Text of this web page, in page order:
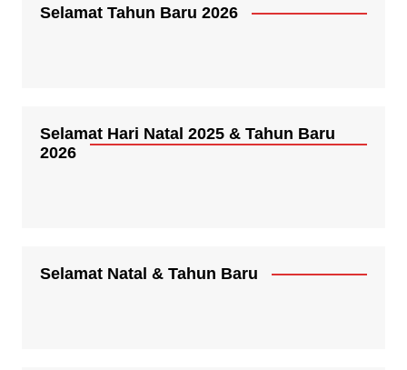
Selamat Tahun Baru 2026
Selamat Hari Natal 2025 & Tahun Baru
2026
Selamat Natal & Tahun Baru